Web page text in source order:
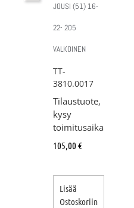
JOUSI (51) 16-
22- 205
VALKOINEN
TT-
3810.0017
Tilaustuote,
kysy
toimitusaika
105,00 €
Lisää
Ostoskoriin